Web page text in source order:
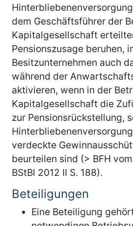
dem Geschäftsführer der
Kapitalgesellschaft
Pensionszusage beruhen,
Besitzunternehmen auch
während der
aktivieren, wenn in der
Kapitalgesellschaft die
zur Pensionsrückstellung,
verdeckte
beurteilen sind (> BFH
BStBl 2012 II S. 188).
Beteiligungen
Eine Beteiligung